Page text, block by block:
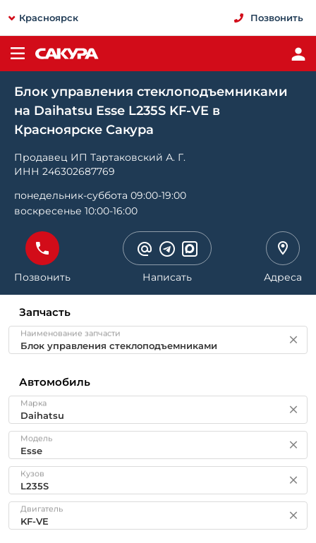
Красноярск Позвонить
Блок управления стеклоподъемниками
на Daihatsu Esse L235S KF-VE в
Красноярске Сакура
Продавец ИП Тартаковский А. Г.
ИНН 246302687769
понедельник-суббота 09:00-19:00
воскресенье 10:00-16:00
Позвонить Написать Адреса
Запчасть
Наименование запчасти
Автомобиль
Марка
Модель
Кузов
Двигатель